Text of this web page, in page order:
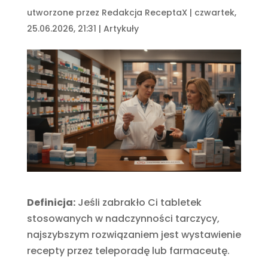
utworzone przez Redakcja ReceptaX| czwartek,
25.06.2026, 21:31 | Artykuły
Definicja:Jeśli zabrakło Ci tabletek
stosowanych w nadczynności tarczycy,
najszybszym rozwiązaniem jest wystawienie
recepty przez teleporadę lub farmaceutę.